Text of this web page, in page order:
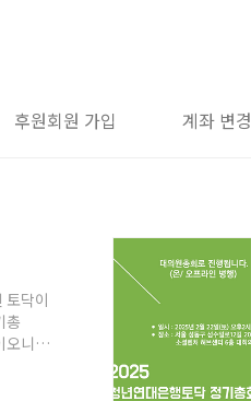
후원회원 가입 계좌 변경
토닥이
총
오니
울